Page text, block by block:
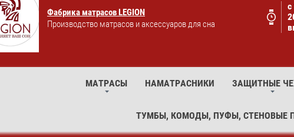
Фабрика матрасов LEGION
Производство матрасов и аксессуаров для сна
с
МАТРАСЫ НАМАТРАСНИКИ ЗАЩИТНЫЕ
ТУМБЫ, КОМОДЫ, ПУФЫ, СТЕНОВЫЕ